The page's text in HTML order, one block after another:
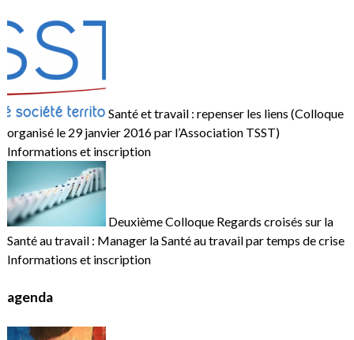
Santé et travail : repenser les liens (Colloque
organisé le 29 janvier 2016 par l’Association TSST)
Informations et inscription
Deuxième Colloque Regards croisés sur la
Santé au travail : Manager la Santé au travail par temps de crise
Informations et inscription
agenda